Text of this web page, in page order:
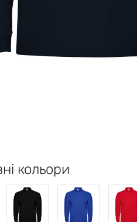
кольори